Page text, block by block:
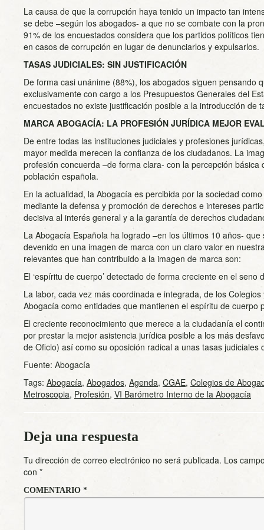
La causa de que la corrupción haya tenido un impacto tan
se debe –según los abogados- a que no se combate con la
91% de los encuestados considera que los partidos políticos
en casos de corrupción en lugar de denunciarlos y expulsarlos.
TASAS JUDICIALES: SIN JUSTIFICACIÓN
De forma casi unánime (88%), los abogados siguen pensando
exclusivamente con cargo a los Presupuestos Generales del
encuestados no existe justificación posible a la introducción de
MARCA ABOGACÍA: LA PROFESIÓN JURÍDICA MEJOR
De entre todas las instituciones judiciales y profesiones
mayor medida merecen la confianza de los ciudadanos. La
profesión concuerda –de forma clara- con la percepción básica
población española.
En la actualidad, la Abogacía es percibida por la sociedad
mediante la defensa y promoción de derechos e intereses
decisiva al interés general y a la garantía de derechos
La Abogacía Española ha logrado –en los últimos 10 años-
devenido en una imagen de marca con un claro valor en
relevantes que han contribuido a la imagen de marca son:
El ‘espíritu de cuerpo’ detectado de forma creciente en el seno
La labor, cada vez más coordinada e integrada, de los
Abogacía como entidades que mantienen el espíritu de cuerpo
El creciente reconocimiento que merece a la ciudadanía el
por prestar la mejor asistencia jurídica posible a los más
de Oficio) así como su oposición radical a unas tasas judiciales
Fuente: Abogacía
Tags: Abogacía, Abogados, Agenda, CGAE, Colegios de
Metroscopia, Profesión, VI Barómetro Interno de la Abogacía
Deja una respuesta
Tu dirección de correo electrónico no será publicada. Los
con *
COMENTARIO *